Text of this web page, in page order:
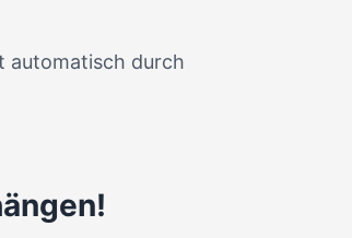
automatisch durch